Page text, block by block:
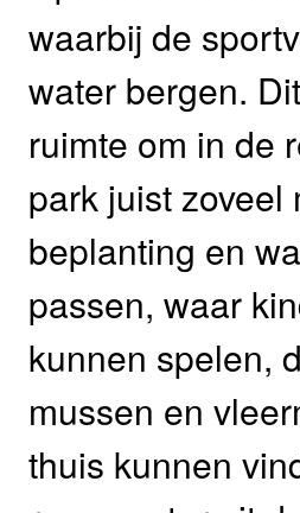
waarbij de
water bergen.
ruimte om in de
park juist zoveel
beplanting en
passen, waar
kunnen spelen,
mussen en
thuis kunnen